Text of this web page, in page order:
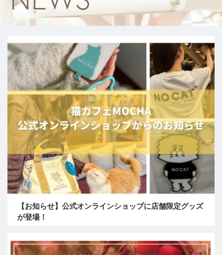
【お知らせ】公式オンラインショップに店舗限定グッズ
が登場！